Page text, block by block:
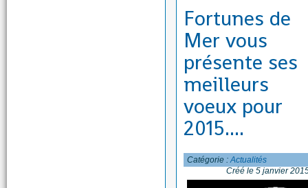
Fortunes de
Mer vous
présente ses
meilleurs
voeux pour
2015....
Catégorie :Actualités
Créé le 5 janvier